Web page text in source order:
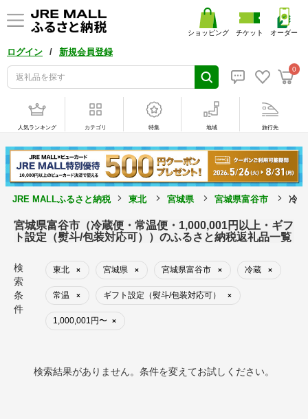
ログイン / 新規会員登録
0
ショッピング チケット オーダー
人気ランキング カテゴリ 特集 地域 旅行先
JRE MALLふるさと納税 東北 宮城県 宮城県富谷市 冷
宮城県富谷市（冷蔵便・常温便・1,000,001円以上・ギフ
ト設定（熨斗/包装対応可））のふるさと納税返礼品一覧
検
索
条
件
東北 × 宮城県 × 宮城県富谷市 × 冷蔵 ×
常温 × ギフト設定（熨斗/包装対応可） ×
1,000,001円〜 ×
検索結果がありません。条件を変えてお試しください。